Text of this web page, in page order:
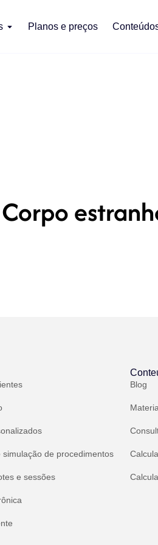
Planos e preços
simulação de procedimentos
e sessões
Blog